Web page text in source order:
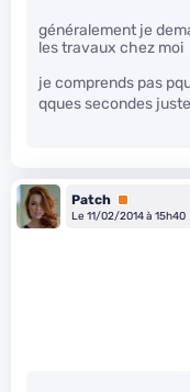
généralement je
les travaux chez moi
je comprends pas
qques secondes
Patch Premium
Le 11/02/2014 à 15h40